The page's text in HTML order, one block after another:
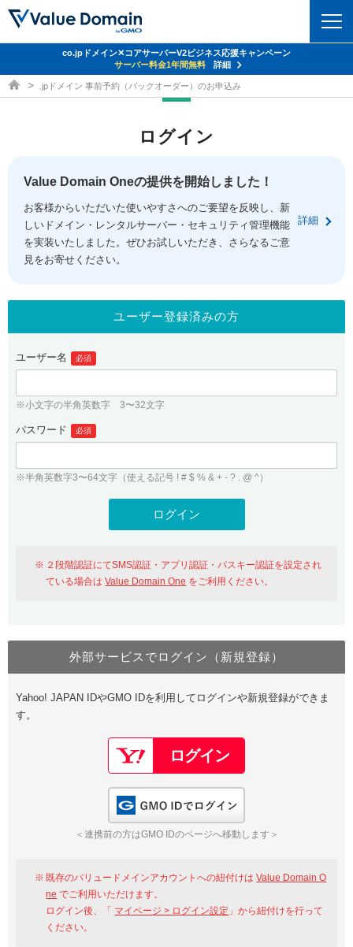
ドメイントップ
ドメイン移管
ドメイン価格一覧
ドメイン一括検索
.jpドメインオークション
gTLDオークション NEW!
.jpドメインバックオーダー
プレミアムドメイン
人気ドメインの種類
WHOIS検索
コアサーバー
バリューサーバー
XREA
セキュリティトップ
Value Domain ネットde診断
SSL証明書
サービストップ
お得意様割引
紹介制度
バリュードメインAPI
ドメイン・ホスティングOEM
facebook
ログイン
従来のバリュードメインをご利用希望の方
Value Domainにログイン
おすすめ One レンタルサーバーを含む最新の機能を使う方
Value Domain Oneにログイン
Google
GMO ID Amazon
※AmazonはValue Domain Oneのログイン画面へ遷移します
ユーザー登録
Value Domain Oneアカウント作成
以下でも登録可能
Google Yahoo!
GMO ID
co.jpドメイン✕コアサーバーV2ビジネス応援キャンペーン
サーバー料金1年間無料
詳細
ドメイン取得ならバリュードメイン
.jpドメイン 事前予約（バックオーダー）のお申込み
ログイン
Value Domain Oneの提供を開始しました！
お客様からいただいた使いやすさへのご要望を反映し、新
しいドメイン・レンタルサーバー・セキュリティ管理機能
を実装いたしました。ぜひお試しいただき、さらなるご意
見をお寄せください。
詳細
ユーザー登録済みの方
ユーザー名 必須
※小文字の半角英数字 3〜32文字
パスワード 必須
※半角英数字3〜64文字（使える記号 ! # $ % & + - ? . @ ^）
２段階認証にてSMS認証・アプリ認証・パスキー認証を設定され
ている場合はValue Domain One をご利用ください。
外部サービスでログイン（新規登録）
Yahoo! JAPAN IDやGMO IDを利用してログインや新規登録ができま
す。
＜連携前の方はGMO IDのページへ移動します＞
既存のバリュードメインアカウントへの紐付けはValue Domain O
ne でご利用いただけます。
ログイン後、「 マイページ > ログイン設定 」から紐付けを行って
ください。